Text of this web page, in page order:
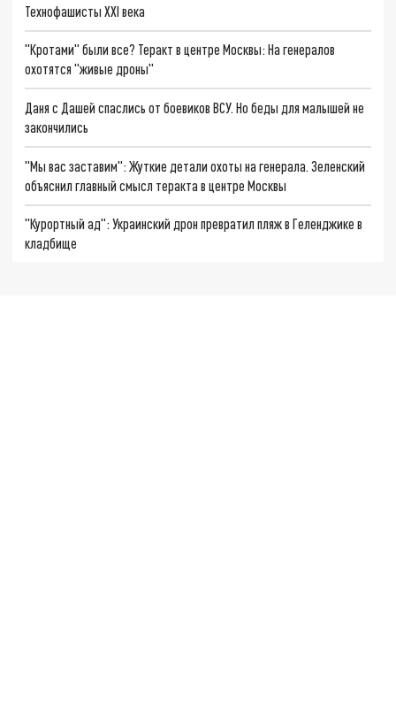
Технофашисты XXI века
"Кротами" были все? Теракт в центре Москвы: На генералов
охотятся "живые дроны"
Даня с Дашей спаслись от боевиков ВСУ. Но беды для малышей не
закончились
"Мы вас заставим": Жуткие детали охоты на генерала. Зеленский
объяснил главный смысл теракта в центре Москвы
"Курортный ад": Украинский дрон превратил пляж в Геленджике в
кладбище